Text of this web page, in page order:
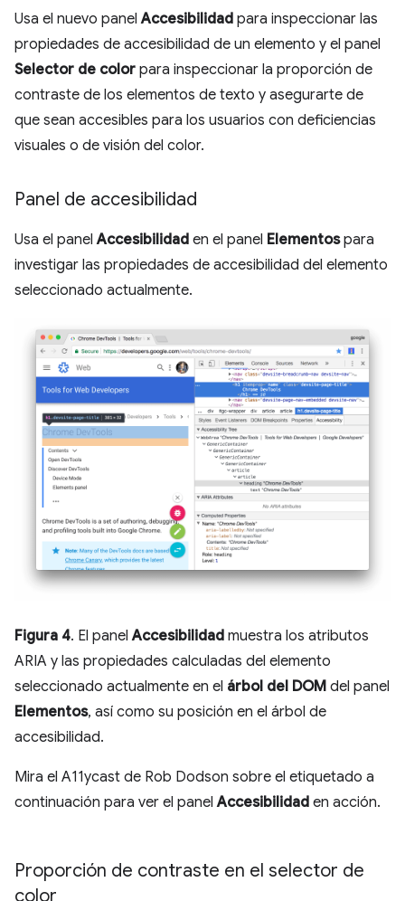
Usa el nuevo panelAccesibilidad para inspeccionar las
propiedades de accesibilidad de un elemento y el panel
Selector de color para inspeccionar la proporción de
contraste de los elementos de texto y asegurarte de
que sean accesibles para los usuarios con deficiencias
visuales o de visión del color.
Panel de accesibilidad
Usa el panelAccesibilidad en el panel Elementospara
investigar las propiedades de accesibilidad del elemento
seleccionado actualmente.
Figura 4. El panelAccesibilidad muestra los atributos
ARIA y las propiedades calculadas del elemento
seleccionado actualmente en el árbol del DOM del panel
Elementos, así como su posición en el árbol de
accesibilidad.
Mira el A11ycast de Rob Dodson sobre el etiquetado a
continuación para ver el panelAccesibilidad en acción.
Proporción de contraste en el selector de
color